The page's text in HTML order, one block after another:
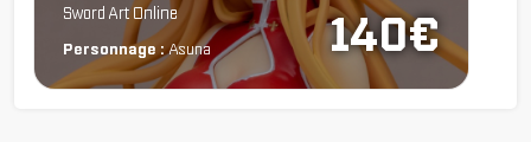
140€
Sword Art Online
Personnage : Asuna